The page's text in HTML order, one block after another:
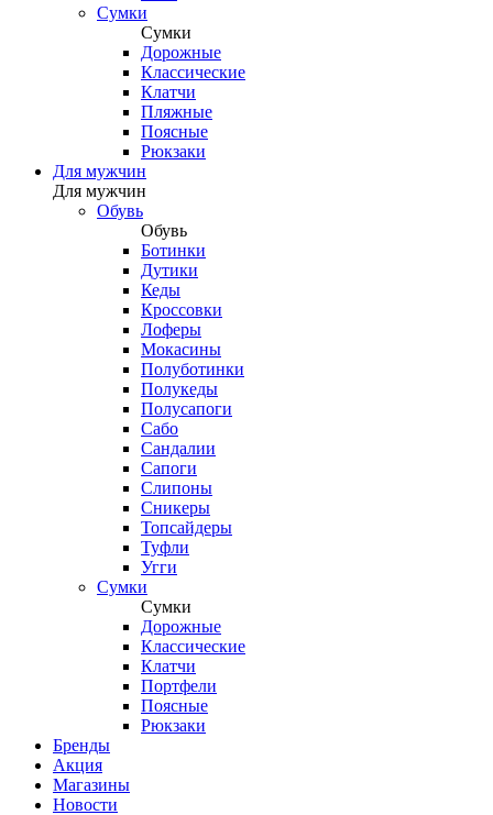
Сумки
Сумки
Дорожные
Классические
Клатчи
Пляжные
Поясные
Рюкзаки
Для мужчин
Для мужчин
Обувь
Обувь
Ботинки
Дутики
Кеды
Кроссовки
Лоферы
Мокасины
Полуботинки
Полукеды
Полусапоги
Сабо
Сандалии
Сапоги
Слипоны
Сникеры
Топсайдеры
Туфли
Угги
Сумки
Сумки
Дорожные
Классические
Клатчи
Портфели
Поясные
Рюкзаки
Бренды
Акция
Магазины
Новости